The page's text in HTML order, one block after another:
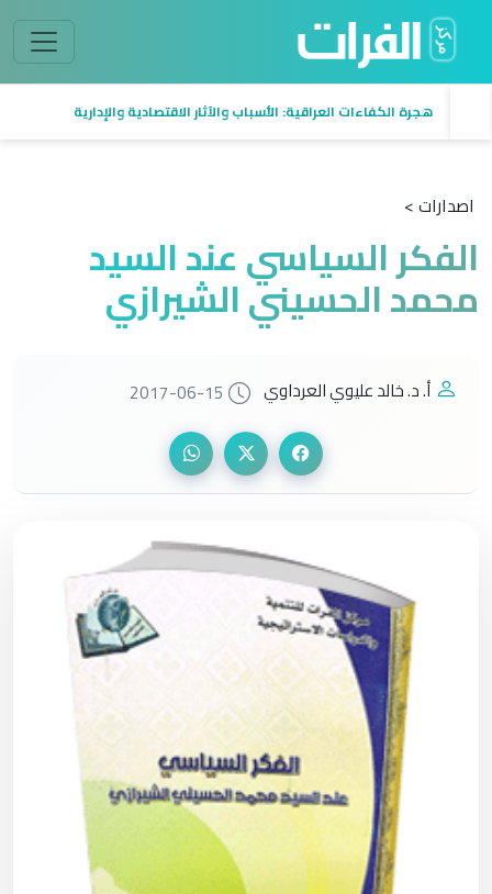
هجرة الكفاءات العراقية: الأسباب والآثار الاقتصادية والإدارية
اصدارات >
الفكر السياسي عند السيد
محمد الحسيني الشيرازي
أ. د. خالد عليوي العرداوي 2017-06-15